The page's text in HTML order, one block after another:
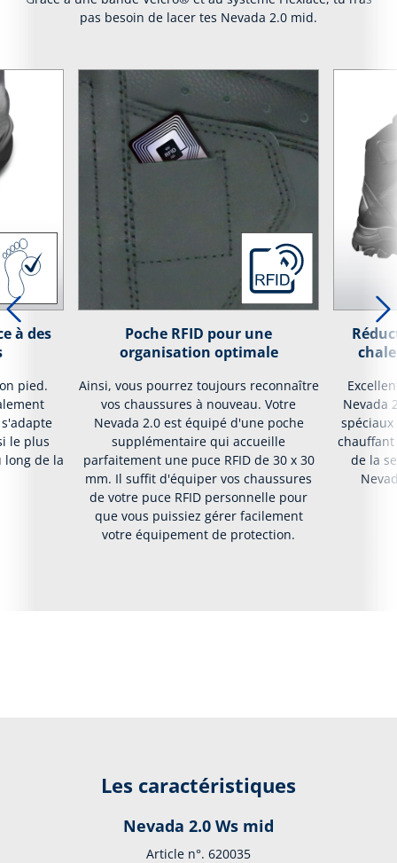
pas besoin de lacer tes Nevada 2.0 mid.
à des
pied.
le plus
de la
Poche RFID pour une
organisation optimale
Ainsi, vous pourrez toujours reconnaître
vos chaussures à nouveau. Votre
Nevada 2.0 est équipé d'une poche
supplémentaire qui accueille
parfaitement une puce RFID de 30 x 30
mm. Il suffit d'équiper vos chaussures
de votre puce RFID personnelle pour
que vous puissiez gérer facilement
votre équipement de protection.
Nevada
de la
Les caractéristiques
Nevada 2.0 Ws mid
Article n°. 620035